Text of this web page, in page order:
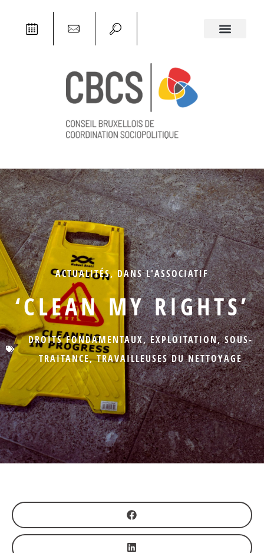
ACTUALITÉS, DANS L'ASSOCIATIF
‘CLEAN MY RIGHTS’
DROITS FONDAMENTAUX,EXPLOITATION,SOUS-
TRAITANCE,TRAVAILLEUSES DU NETTOYAGE